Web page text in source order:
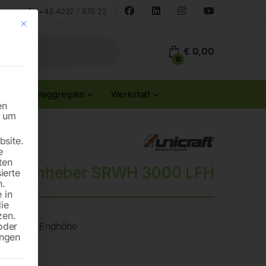
+43 4232 / 875 22
0
€ 0,00
Stromaggregate Werkstatt
SRWH 3000 LFH
hoher Endhöhe
Mit diesem Button wird der Dialog geschlossen. Seine Funktionalität ist
in